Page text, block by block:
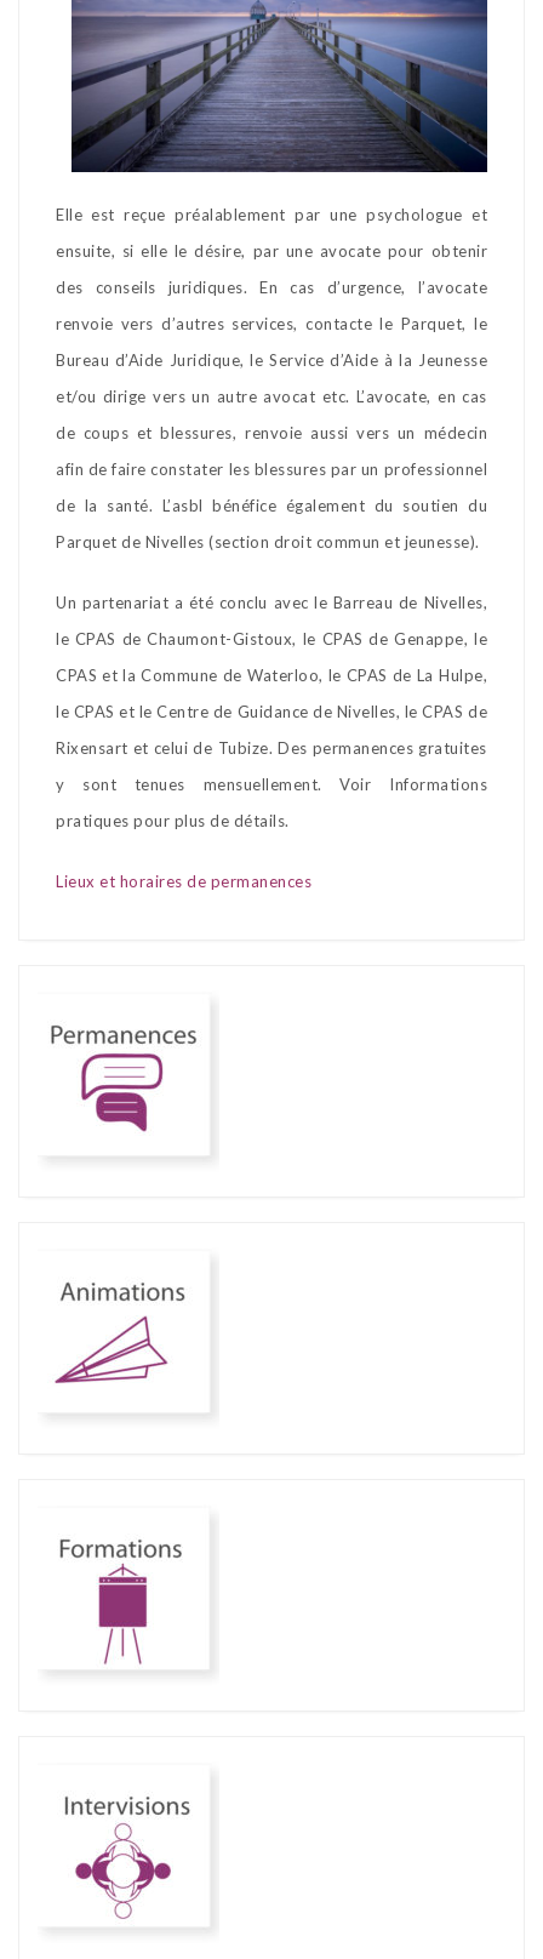
Elle est reçue préalablement par une psychologue et
ensuite, si elle le désire, par une avocate pour obtenir
des conseils juridiques. En cas d’urgence, l’avocate
renvoie vers d’autres services, contacte le Parquet, le
Bureau d’Aide Juridique, le Service d’Aide à la Jeunesse
et/ou dirige vers un autre avocat etc. L’avocate, en cas
de coups et blessures, renvoie aussi vers un médecin
afin de faire constater les blessures par un professionnel
de la santé. L’asbl bénéfice également du soutien du
Parquet de Nivelles (section droit commun et jeunesse).
Un partenariat a été conclu avec le Barreau de Nivelles,
le CPAS de Chaumont-Gistoux, le CPAS de Genappe, le
CPAS et la Commune de Waterloo, le CPAS de La Hulpe,
le CPAS et le Centre de Guidance de Nivelles, le CPAS de
Rixensart et celui de Tubize. Des permanences gratuites
y sont tenues mensuellement. Voir Informations
pratiques pour plus de détails.
Lieux et horaires de permanences